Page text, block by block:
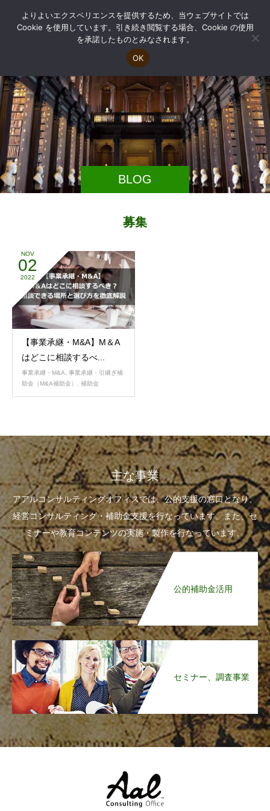
BLOG
募集
NOV
02
2022
【事業承継・M&A】M＆A
はどこに相談するべ...
事業承継・M&A, 事業承継・引継ぎ補
助金（M&A補助金） , 補助金
主な事業
アアルコンサルティングオフィスでは、公的支援の窓口となり、
経営コンサルティング・補助金支援を行なっています。また、セ
ミナーや教育コンテンツの実施・製作を行なっています。
公的補助金活用
セミナー、調査事業
よりよいエクスペリエンスを提供するため、当ウェブサイトでは
Cookie を使用しています。引き続き閲覧する場合、Cookie の使用
を承諾したものとみなされます。
OK